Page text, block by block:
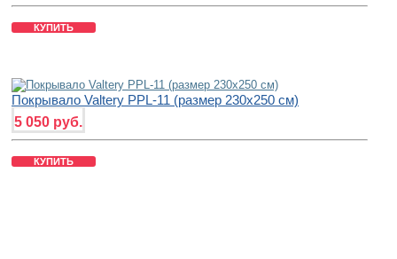
КУПИТЬ
Покрывало Valtery PPL-11 (размер 230х250 см)
5 050 руб.
КУПИТЬ